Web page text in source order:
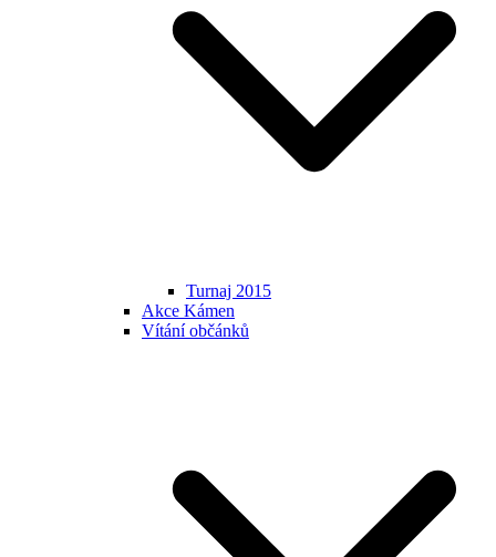
Turnaj 2015
Akce Kámen
Vítání občánků